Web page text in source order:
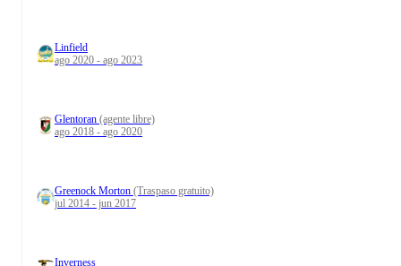
Linfield
ago 2020 - ago 2023
Glentoran (agente libre)
ago 2018 - ago 2020
Greenock Morton (Traspaso gratuito)
jul 2014 - jun 2017
Inverness